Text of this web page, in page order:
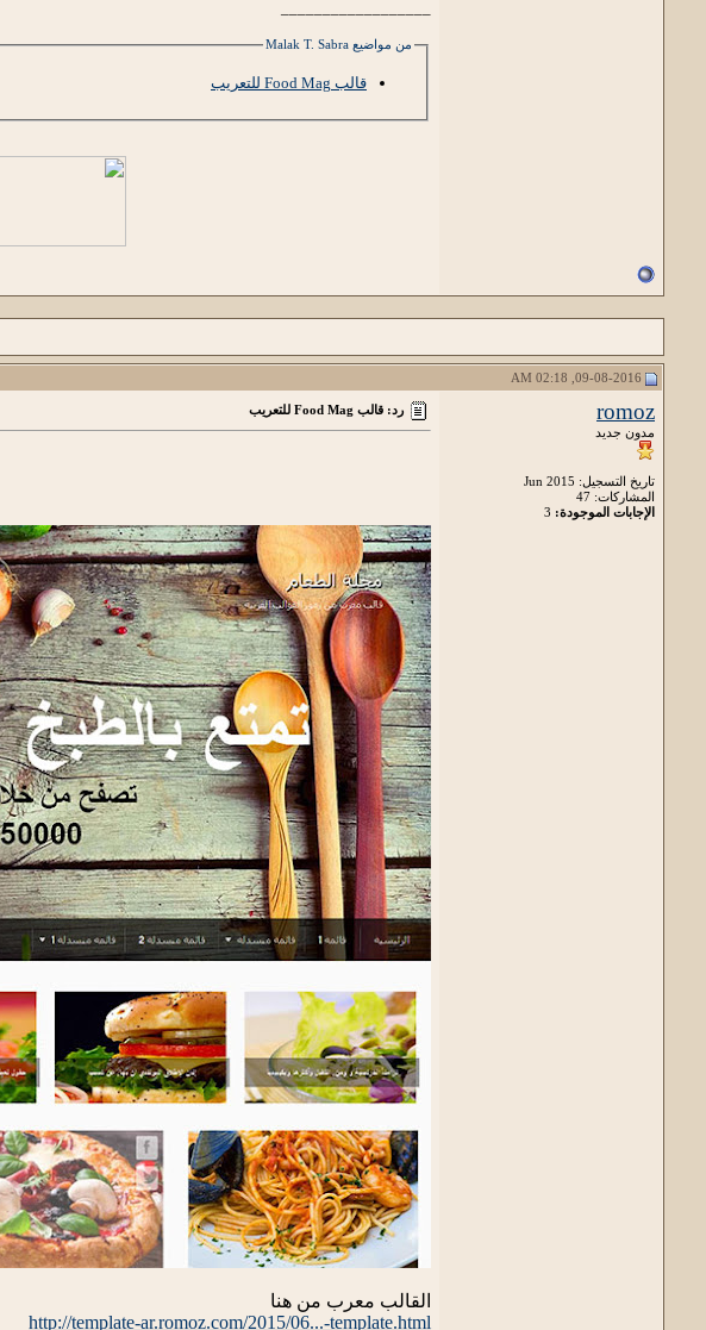
من مواضيع Malak T. Sabra
قالب Food Mag للتعريب
romoz
مدون جديد
تاريخ التسجيل: Jun 2015
المشاركات: 47
الإجابات الموجودة:
رد: قالب Food Mag للتعريب
القالب معرب من هنا
http://template-ar.romoz.com/2015/06...-template.html